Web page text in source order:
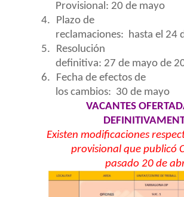
Provisional: 20 de mayo
4.
Plazo de
reclamaciones: hasta el 24
5.
Resolución
definitiva: 27 de mayo de
6.
Fecha de efectos de
los cambios: 30 de mayo
VACANTES
Existen modificaciones r
provisional que publicó
pasado 20 de